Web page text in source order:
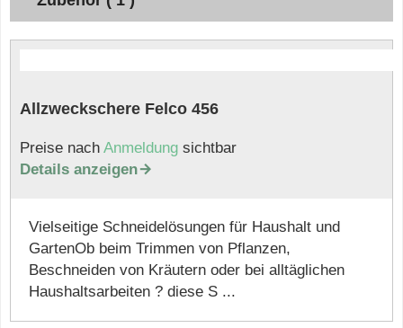
Allzweckschere Felco 456
Preise nach Anmeldung sichtbar
Details anzeigen
Vielseitige Schneidelösungen für Haushalt und
GartenOb beim Trimmen von Pflanzen,
Beschneiden von Kräutern oder bei alltäglichen
Haushaltsarbeiten ? diese S ...